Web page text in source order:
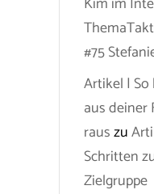
ThemaTakt
#75
Artikel |
aus deiner
rauszu
Schritten
Zielgruppe